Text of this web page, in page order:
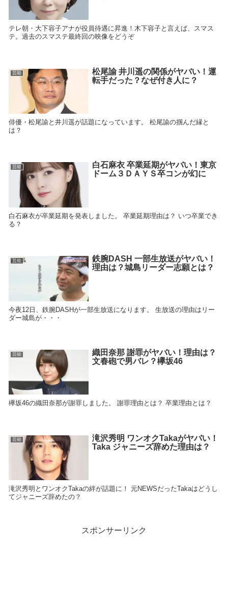
テレ朝・大下容子アナが役員待遇に昇進！木下容子と言えば、スマス
テ。過去のスマステ最終回の映像をどうぞ
芸能
松尾諭 井川遥の関係がヤバい！運
転手だった？なぜ付き人に？
俳優・松尾諭と井川遥が話題になっています。 松尾諭の掴んだ縁と
は？
芸能
白石麻衣 卒業延期がヤバい！東京
ドーム３ＤＡＹＳ卒コンが幻に
白石麻衣が卒業延期を発表しました。 卒業延期理由は？ いつ卒業でき
る？
芸能
鉄腕DASH 一部生放送がヤバい！
理由は？城島リーダー志願とは？
今夜12日、鉄腕DASHが一部生放送になります。 生放送の理由はリー
ダー城島が・・・
芸能
織田奈那 謝罪がヤバい！理由は？
文春砲で男バレ？欅坂46
欅坂46の織田奈那が謝罪しました。 謝罪理由とは？ 卒業理由とは？
芸能
滝沢秀明 ワンオクTakaがヤバい！
Taka ジャニーズ辞めた理由は？
滝沢秀明とワンオクTakaの絆が話題に！ 元NEWSだったTakaはどうし
てジャニーズ辞めたの？
スポンサーリンク